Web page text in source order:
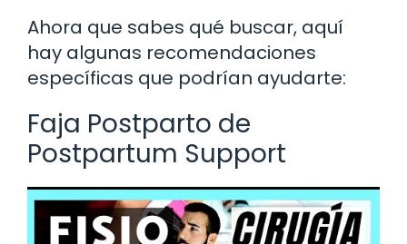
Ahora que sabes qué buscar, aquí
hay algunas recomendaciones
específicas que podrían ayudarte:
Faja Postparto de
Postpartum Support